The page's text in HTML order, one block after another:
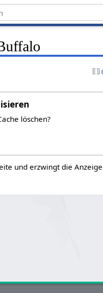
löschen?
und erzwingt die